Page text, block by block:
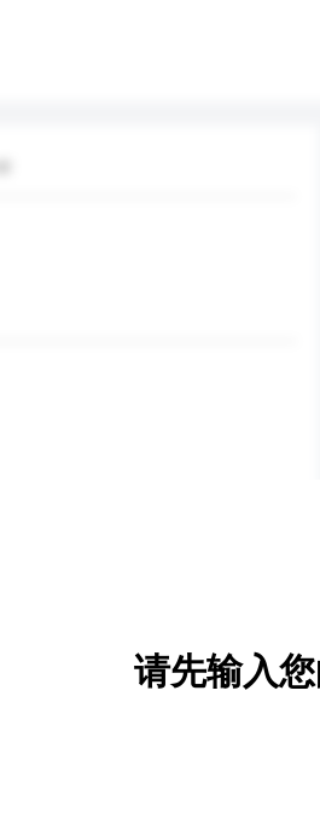
新增/删除选项
请先输入您